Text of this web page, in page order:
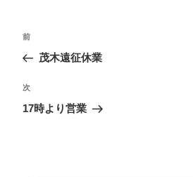
投
ビ
ゲ
過
去
投
前
茂木遠征休業
次
の
次
17時より営業